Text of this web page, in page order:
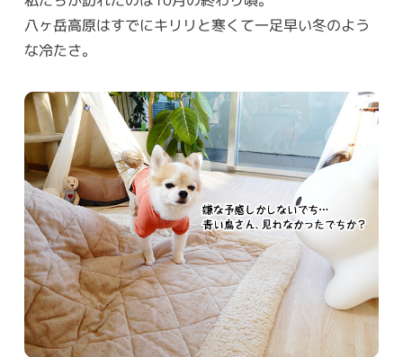
八ヶ岳高原はすでにキリリと寒くて一足早い冬のよう
な冷たさ。